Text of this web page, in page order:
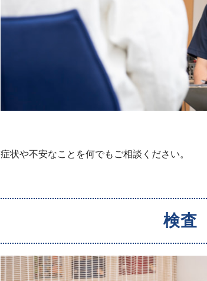
症状や不安なことを何でもご相談ください。
検査